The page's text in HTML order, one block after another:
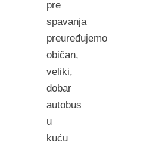
pre
spavanja
preuređujemo
običan,
veliki,
dobar
autobus
u
kuću